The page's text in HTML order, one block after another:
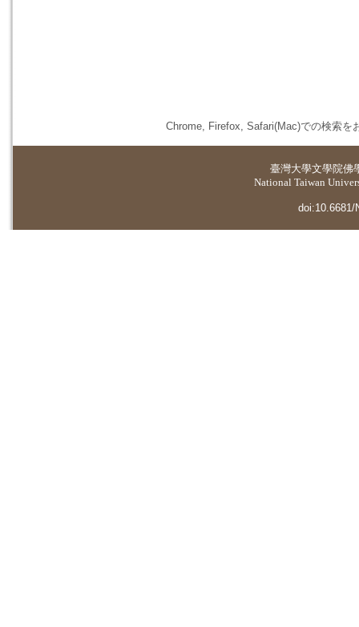
Chrome, Firefox, Safari(Mac)での検索を
臺灣大學文學院佛
National Taiwan
doi:10.6681/